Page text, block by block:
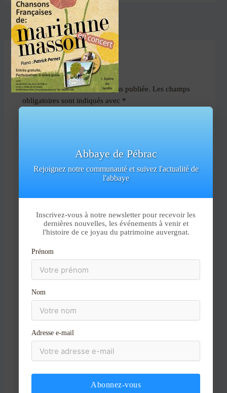
contenu
PRÉCÉDENT
Laisser un commentaire
Votre adresse e-mail ne sera pas publiée. Les champs
obligatoires sont indiqués avec *
Nom*
Abbaye de Pébrac
Rejoignez notre communauté et suivez l'actualité de
l'abbaye
Inscrivez-vous à notre newsletter pour recevoir les
dernières nouvelles, les événements à venir et
l'histoire de ce joyau du patrimoine auvergnat.
Prénom
Nom
Adresse e-mail
Abonnez-vous